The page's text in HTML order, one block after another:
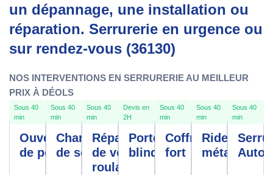
un dépannage, une installation ou
réparation. Serrurerie en urgence ou
sur rendez-vous (36130)
NOS INTERVENTIONS EN SERRURERIE AU MEILLEUR
PRIX À DÉOLS
Sous 40
min
Ouverture
de porte
Sous 40
min
Changement
de serrure
Sous 40
min
Réparation
de volet
roulant
Devis en
2H
Porte
blindée
Sous 40
min
Coffre
fort
Sous 40
min
Rideau
métallique
Sous 40
min